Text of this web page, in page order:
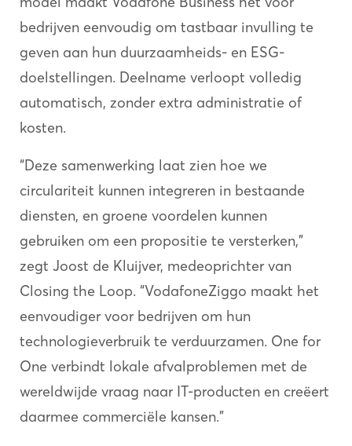
bedrijven eenvoudig om tastbaar invulling te
geven aan hun duurzaamheids- en ESG-
doelstellingen. Deelname verloopt volledig
automatisch, zonder extra administratie of
kosten.
“Deze samenwerking laat zien hoe we
circulariteit kunnen integreren in bestaande
diensten, en groene voordelen kunnen
gebruiken om een propositie te versterken,”
zegt Joost de Kluijver, medeoprichter van
Closing the Loop. “VodafoneZiggo maakt het
eenvoudiger voor bedrijven om hun
technologieverbruik te verduurzamen. One for
One verbindt lokale afvalproblemen met de
wereldwijde vraag naar IT-producten en creëert
daarmee commerciële kansen.”